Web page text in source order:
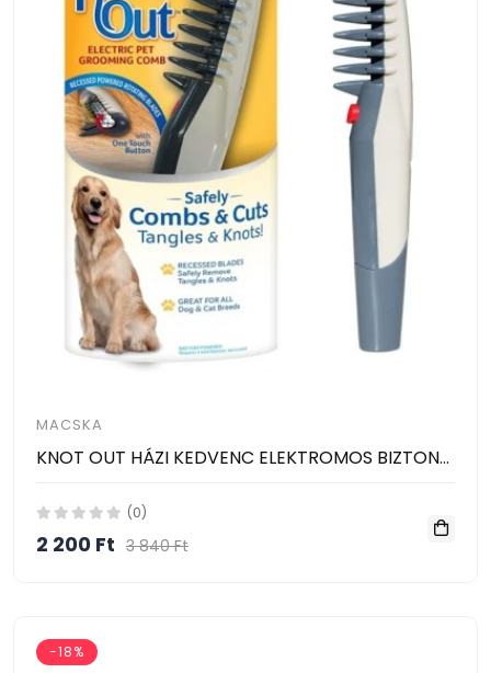
MACSKA
KNOT OUT HÁZI KEDVENC ELEKTROMOS BIZTONSÁGOS Csomó eltávolító COMBS & CUTS
(0)
2 200 Ft 3 840 Ft
-18%